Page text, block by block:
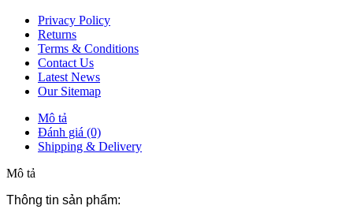
Privacy Policy
Returns
Terms & Conditions
Contact Us
Latest News
Our Sitemap
Mô tả
Đánh giá (0)
Shipping & Delivery
Mô tả
Thông tin sản phẩm: